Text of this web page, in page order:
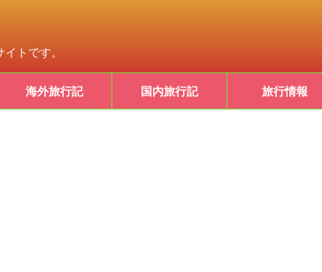
トです。
海外旅行記 国内旅行記 旅行情報